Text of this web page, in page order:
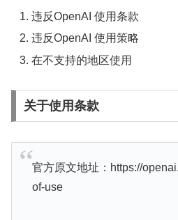
违反OpenAI 使用条款
违反OpenAI 使用策略
在不支持的地区使用
关于使用条款
官方原文地址：https://
of-use